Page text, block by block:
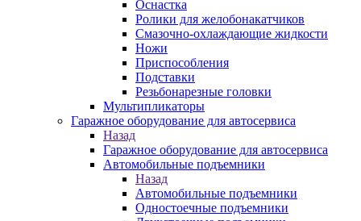
Оснастка
Ролики для желобонакатчиков
Смазочно-охлаждающие жидкости
Ножи
Приспособления
Подставки
Резьбонарезные головки
Мультипликаторы
Гаражное оборудование для автосервиса
Назад
Гаражное оборудование для автосервиса
Автомобильные подъемники
Назад
Автомобильные подъемники
Одностоечные подъемники